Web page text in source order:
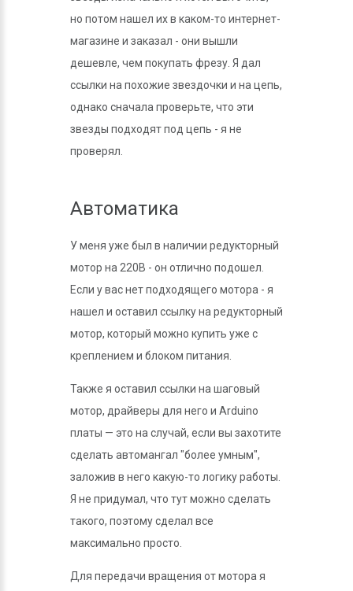
но потом нашел их в каком-то интернет-
магазине и заказал - они вышли
дешевле, чем покупать фрезу. Я дал
ссылки на похожие звездочки и на цепь,
однако сначала проверьте, что эти
звезды подходят под цепь - я не
проверял.
Автоматика
У меня уже был в наличии редукторный
мотор на 220В - он отлично подошел.
Если у вас нет подходящего мотора - я
нашел и оставил ссылку на редукторный
мотор, который можно купить уже с
креплением и блоком питания.
Также я оставил ссылки на шаговый
мотор, драйверы для него и Arduino
платы — это на случай, если вы захотите
сделать автомангал "более умным",
заложив в него какую-то логику работы.
Я не придумал, что тут можно сделать
такого, поэтому сделал все
максимально просто.
Для передачи вращения от мотора я